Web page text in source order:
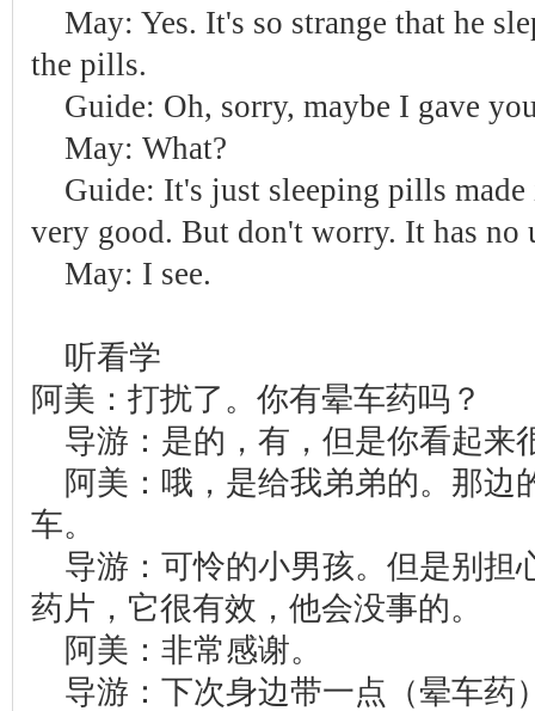
May: Yes. It's so strange that he
the pills.
Guide: Oh, sorry, maybe I gave
May: What?
Guide: It's just sleeping pills
very good. But don't worry. It has no
May: I see.
听看学
阿美：打扰了。你有晕车药吗？
导游：是的，有，但是你看起来
阿美：哦，是给我弟弟的。那边
车。
导游：可怜的小男孩。但是别担
药片，它很有效，他会没事的。
阿美：非常感谢。
导游：下次身边带一点（晕车药